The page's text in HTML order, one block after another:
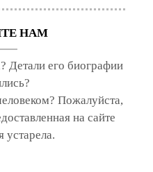
НАМ
Детали его биографии
Пожалуйста,
на сайте